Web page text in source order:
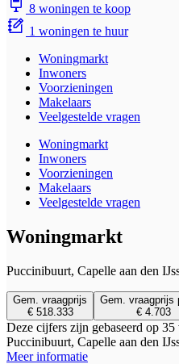
8 woningen te koop
1 woningen te huur
Woningmarkt
Inwoners
Voorzieningen
Makelaars
Veelgestelde vragen
Woningmarkt
Inwoners
Voorzieningen
Makelaars
Veelgestelde vragen
Woningmarkt
Puccinibuurt, Capelle aan den
Gem. vraagprijs
€ 518.333
Gem. vraagprijs
€ 4.703
Deze cijfers zijn gebaseerd op
Puccinibuurt, Capelle aan den
Meer informatie